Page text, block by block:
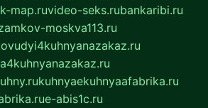
map.ruvideo-seks.rubankaribi.ru
moskva113.ru
kuhnyaekuhnyaafabrika.ru
e-abis1c.ru